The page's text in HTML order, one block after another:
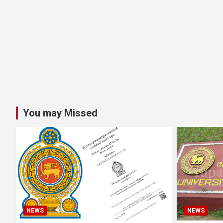
You may Missed
NEWS NEWS